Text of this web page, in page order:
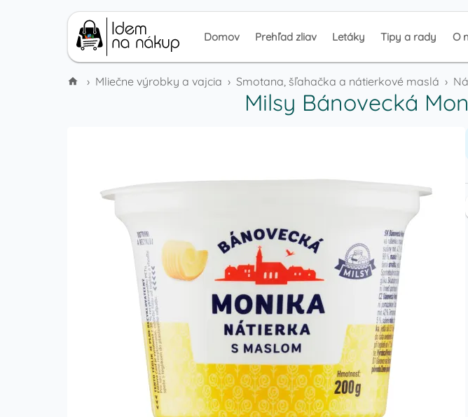
Domov Prehľad zliav Letáky Tipy a rady O
› Mliečne výrobky a vajcia › Smotana, šľahačka a nátierkové maslá ›
Milsy Bánovecká